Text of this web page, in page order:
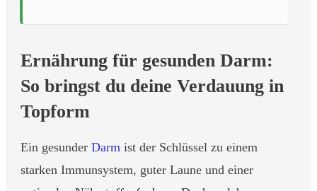
Ernährung für gesunden Darm:
So bringst du deine Verdauung in
Topform
Ein gesunder Darm ist der Schlüssel zu einem
starken Immunsystem, guter Laune und einer